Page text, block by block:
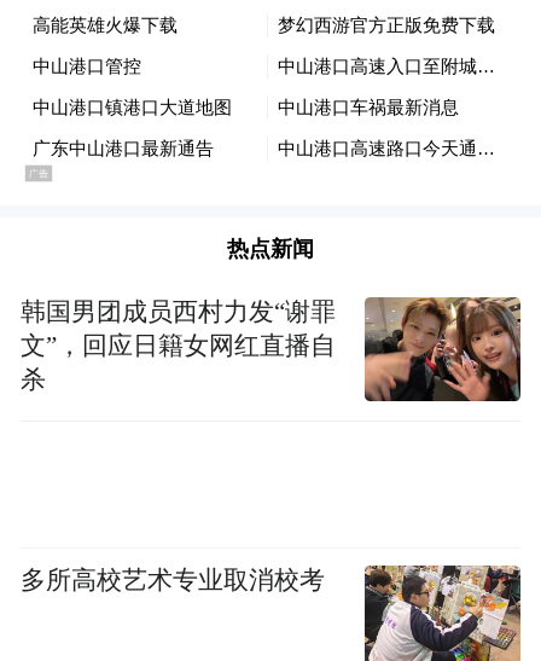
热点新闻
韩国男团成员西村力发“谢罪
文”，回应日籍女网红直播自
杀
多所高校艺术专业取消校考